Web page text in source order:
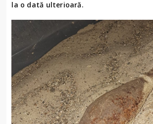
la o dată ulterioară.